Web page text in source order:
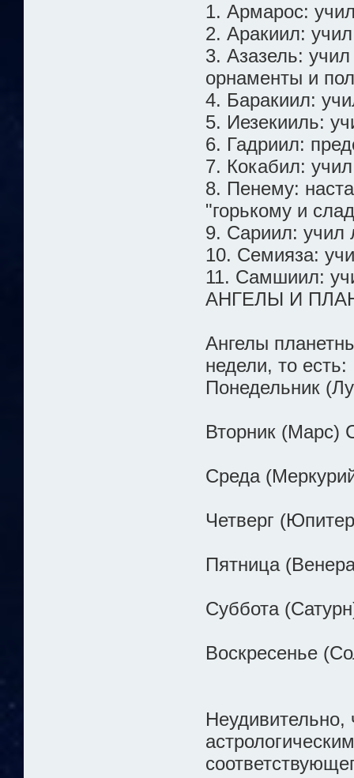
1. Армарос:
2. Аракиил:
3. Азазель:
орнаменты и
4. Баракиил:
5. Иезекииль:
6. Гадриил:
7. Кокабил:
8. Пенему:
"горькому и
9. Сариил: учил
10. Семияза:
11. Самшиил:
АНГЕЛЫ И
Ангелы
недели, то есть:
Понедельник
Вторник (Марс)
Среда
Четверг
Пятница
Суббота
Воскресенье